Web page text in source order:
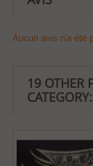
Aucun avis n'a été
19 OTHER
CATEGORY: